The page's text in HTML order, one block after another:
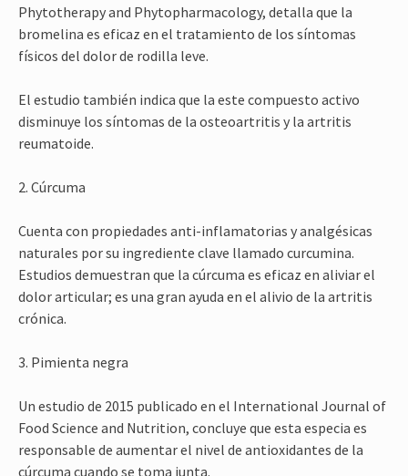
Phytotherapy and Phytopharmacology, detalla que la
bromelina es eficaz en el tratamiento de los síntomas
físicos del dolor de rodilla leve.
El estudio también indica que la este compuesto activo
disminuye los síntomas de la osteoartritis y la artritis
reumatoide.
2. Cúrcuma
Cuenta con propiedades anti-inflamatorias y analgésicas
naturales por su ingrediente clave llamado curcumina.
Estudios demuestran que la cúrcuma es eficaz en aliviar el
dolor articular; es una gran ayuda en el alivio de la artritis
crónica.
3. Pimienta negra
Un estudio de 2015 publicado en el International Journal of
Food Science and Nutrition, concluye que esta especia es
responsable de aumentar el nivel de antioxidantes de la
cúrcuma cuando se toma junta.